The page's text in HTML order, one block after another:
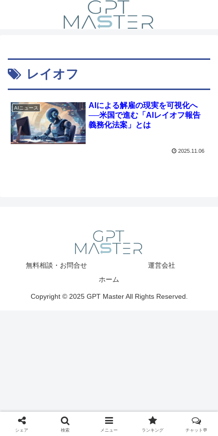
レイオフ
AIニュース
AIによる解雇の現実を可視化へ
──米国で進む「AIレイオフ報告
義務化法案」とは
2025.11.06
無料相談・お問合せ
運営会社
ホーム
Copyright © 2025 GPT Master All Rights Reserved.
シェア 検索 メニュー ランキング チャット💬